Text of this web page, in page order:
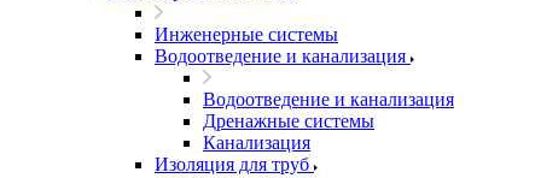
Инженерные системы
Водоотведение и канализация
Водоотведение и канализация
Дренажные системы
Канализация
Изоляция для труб